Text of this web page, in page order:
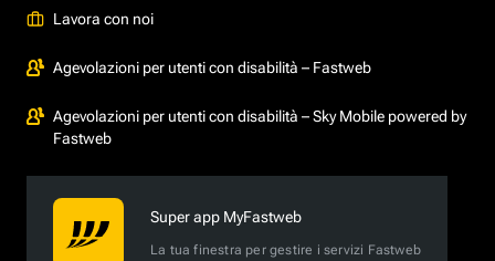
Lavora con noi
Agevolazioni per utenti con disabilità – Fastweb
Agevolazioni per utenti con disabilità – Sky Mobile powered by
Fastweb
Super app MyFastweb
La tua finestra per gestire i servizi Fastweb